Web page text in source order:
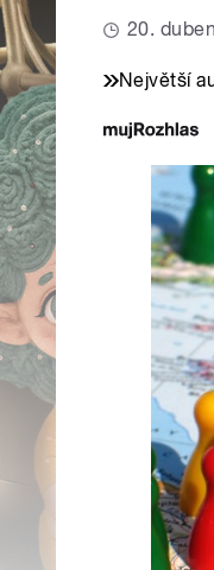
20.
Největší